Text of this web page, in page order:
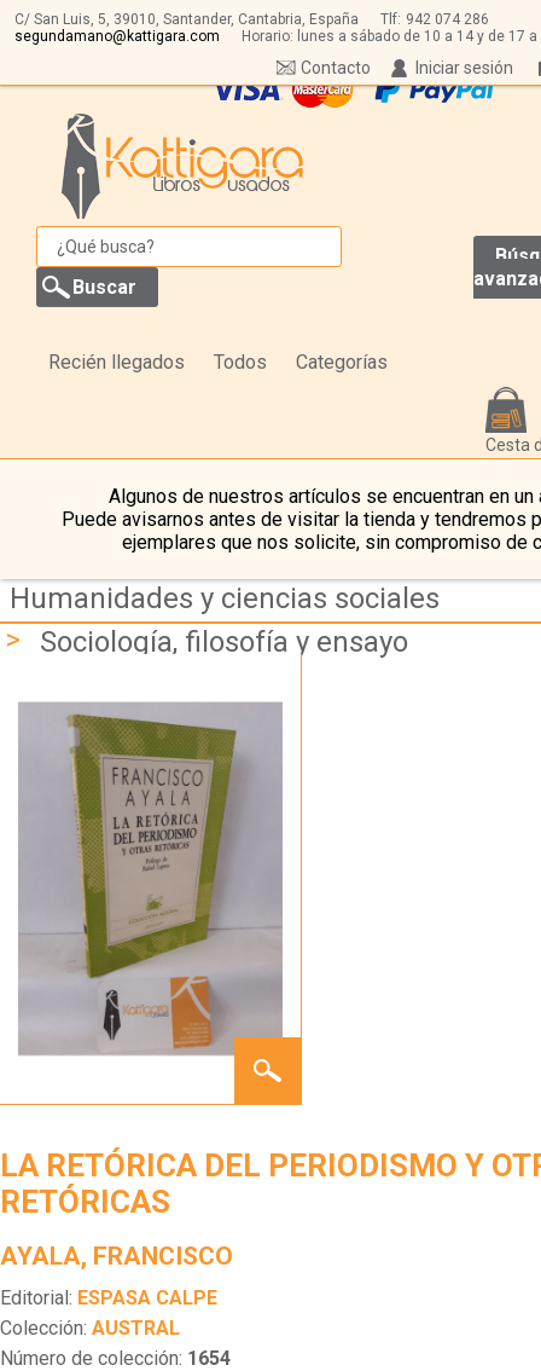
C/ San Luis, 5, 39010, Santander, Cantabria, España Tlf: 942 074 286
segundamano@kattigara.com
Horario: lunes a sábado de 10 a 14 y de 17 a
Iniciar sesión
Contacto
Recién llegados Todos Categorías
Cesta
Algunos de nuestros artículos se encuentran en un
Puede avisarnos antes de visitar la tienda y tendremos
ejemplares que nos solicite, sin compromiso de
Humanidades y ciencias sociales
>
Sociología, filosofía y ensayo
RETÓRICA
OTRAS
LA RETÓRICA DEL PERIODISMO Y
RETÓRICAS
AYALA, FRANCISCO
Editorial: ESPASA CALPE
Colección: AUSTRAL
Número de colección: 1654